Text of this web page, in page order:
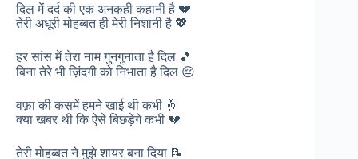
दिल में दर्द की एक अनकही कहानी है 💔
तेरी अधूरी मोहब्बत ही मेरी निशानी है 💖
हर सांस में तेरा नाम गुनगुनाता है दिल 🎵
बिना तेरे भी ज़िंदगी को निभाता है दिल 😔
वफ़ा की कसमें हमने खाई थी कभी 🤞
क्या खबर थी कि ऐसे बिछड़ेंगे कभी 💔
तेरी मोहब्बत ने मुझे शायर बना दिया 📝